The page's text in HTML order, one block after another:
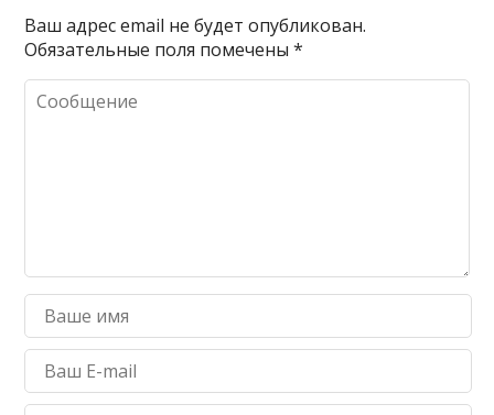
Ваш адрес email не будет опубликован.
Обязательные поля помечены*